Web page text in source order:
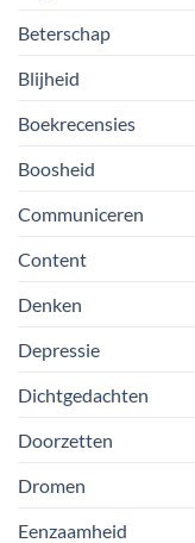
Beterschap
Blijheid
Boekrecensies
Boosheid
Communiceren
Content
Denken
Depressie
Dichtgedachten
Doorzetten
Dromen
Eenzaamheid